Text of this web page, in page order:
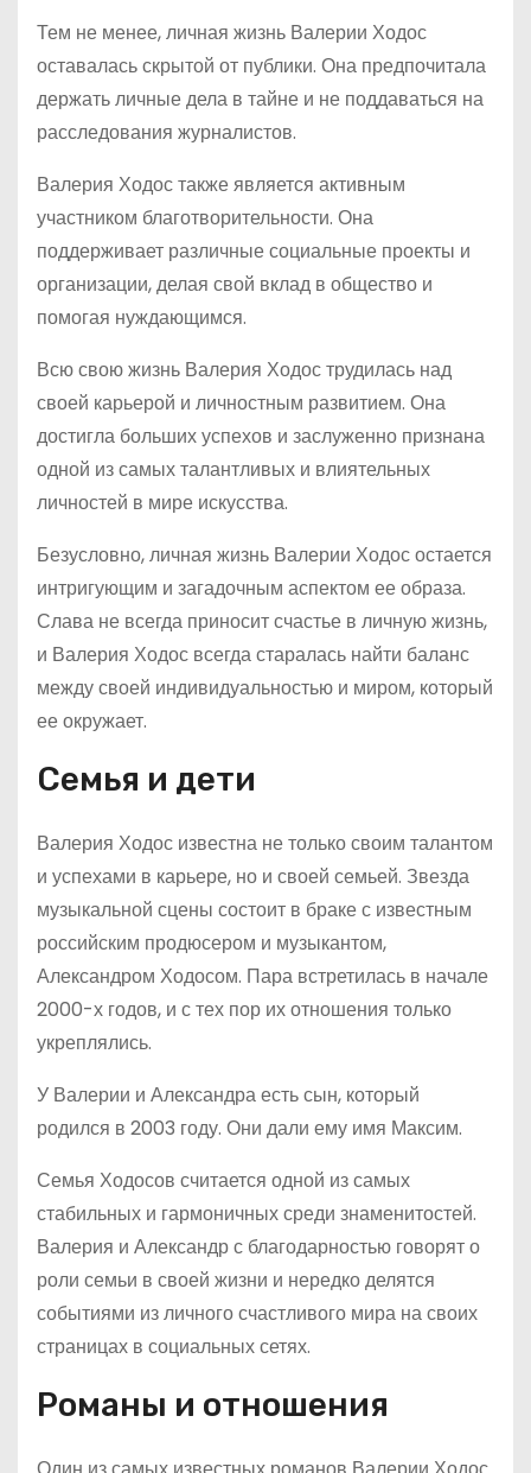
Тем не менее, личная жизнь Валерии Ходос
оставалась скрытой от публики. Она предпочитала
держать личные дела в тайне и не поддаваться на
расследования журналистов.
Валерия Ходос также является активным
участником благотворительности. Она
поддерживает различные социальные проекты и
организации, делая свой вклад в общество и
помогая нуждающимся.
Всю свою жизнь Валерия Ходос трудилась над
своей карьерой и личностным развитием. Она
достигла больших успехов и заслуженно признана
одной из самых талантливых и влиятельных
личностей в мире искусства.
Безусловно, личная жизнь Валерии Ходос остается
интригующим и загадочным аспектом ее образа.
Слава не всегда приносит счастье в личную жизнь,
и Валерия Ходос всегда старалась найти баланс
между своей индивидуальностью и миром, который
ее окружает.
Семья и дети
Валерия Ходос известна не только своим талантом
и успехами в карьере, но и своей семьей. Звезда
музыкальной сцены состоит в браке с известным
российским продюсером и музыкантом,
Александром Ходосом. Пара встретилась в начале
2000-х годов, и с тех пор их отношения только
укреплялись.
У Валерии и Александра есть сын, который
родился в 2003 году. Они дали ему имя Максим.
Семья Ходосов считается одной из самых
стабильных и гармоничных среди знаменитостей.
Валерия и Александр с благодарностью говорят о
роли семьи в своей жизни и нередко делятся
событиями из личного счастливого мира на своих
страницах в социальных сетях.
Романы и отношения